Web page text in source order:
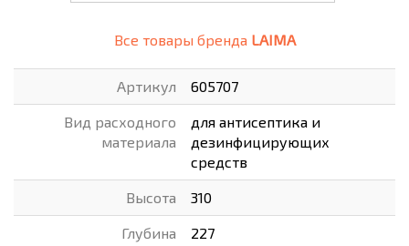
Все товары бренда LAIMA
Артикул 605707
Вид расходного
материала
для антисептика и
дезинфицирующих
средств
Высота 310
Глубина 227